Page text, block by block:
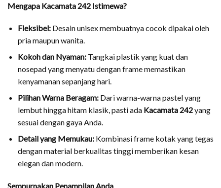
Mengapa Kacamata 242 Istimewa?
Fleksibel:Desain unisex membuatnya cocok dipakai oleh
pria maupun wanita.
Kokoh dan Nyaman:Tangkai plastik yang kuat dan
nosepad yang menyatu dengan frame memastikan
kenyamanan sepanjang hari.
Pilihan Warna Beragam:Dari warna-warna pastel yang
lembut hingga hitam klasik, pasti ada Kacamata 242yang
sesuai dengan gaya Anda.
Detail yang Memukau:Kombinasi frame kotak yang tegas
dengan material berkualitas tinggi memberikan kesan
elegan dan modern.
Sempurnakan Penampilan Anda